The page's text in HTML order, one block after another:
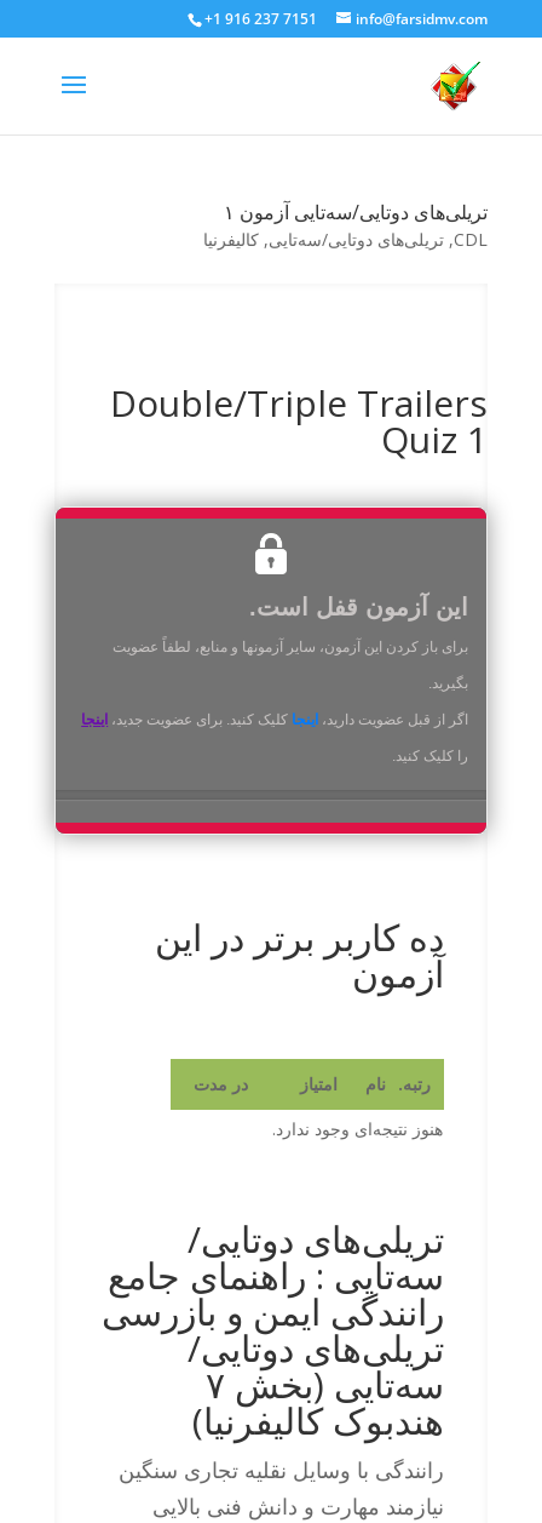
+1 916 237 7151 info@farsidmv.com
تریلی‌های دوتایی/سه‌تایی آزمون ۱
CDL
, تریلی‌های دوتایی/سه‌تایی, کالیفرنیا
Double/Triple Trailers
Quiz 1
این آزمون قفل است.
برای باز کردن این آزمون، سایر آزمونها و منابع، لطفاً عضویت
بگیرید.
اگر از قبل عضویت دارید، اینجا کلیک کنید. برای عضویت جدید، اینجا
را کلیک کنید.
ده کاربر برتر در این
آزمون
رتبه. نام امتیاز
در مدت
هنوز نتیجه‌ای وجود ندارد.
تریلی‌های دوتایی‌/
سه‌تایی : راهنمای جامع
رانندگی ایمن و بازرسی
تریلی‌های دوتایی/
سه‌تایی (بخش ۷
هندبوک کالیفرنیا)
رانندگی با وسایل نقلیه تجاری سنگین
نیازمند مهارت و دانش فنی بالایی